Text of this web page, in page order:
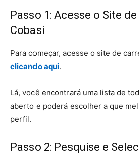
Passo 1: Acesse o Site
Cobasi
Para começar, acesse o site de
clicando aqui.
Lá, você encontrará uma lista de
aberto e poderá escolher a que
perfil.
Passo 2: Pesquise e